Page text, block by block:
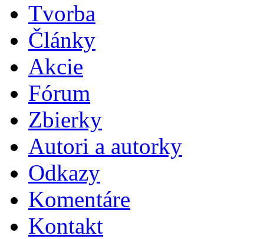
Tvorba
Články
Akcie
Fórum
Zbierky
Autori a autorky
Odkazy
Komentáre
Kontakt